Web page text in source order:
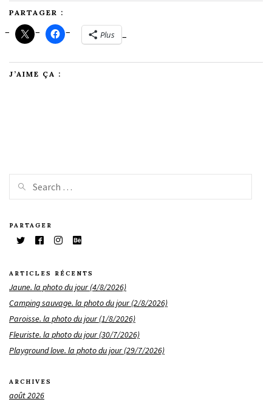
PARTAGER :
Plus
J’AIME ÇA :
PARTAGER
ARTICLES RÉCENTS
Jaune. la photo du jour (4/8/2026)
Camping sauvage. la photo du jour (2/8/2026)
Paroisse. la photo du jour (1/8/2026)
Fleuriste. la photo du jour (30/7/2026)
Playground love. la photo du jour (29/7/2026)
ARCHIVES
août 2026